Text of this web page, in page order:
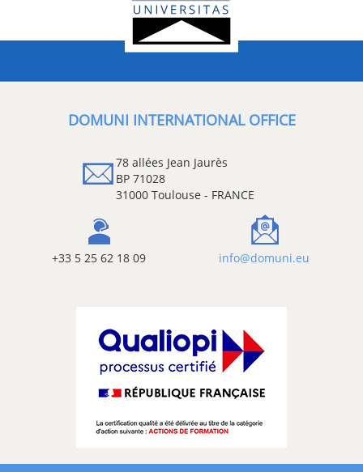
DOMUNI INTERNATIONAL OFFICE
78 allées Jean Jaurès
BP 71028
31000 Toulouse - FRANCE
+33 5 25 62 18 09 info@domuni.eu